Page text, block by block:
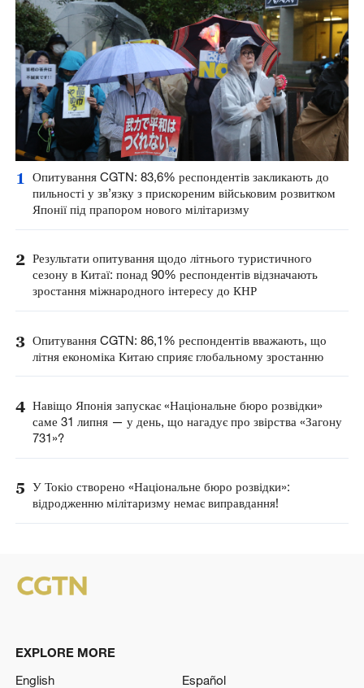
1
Опитування CGTN: 83,6% респондентів закликають до
пильності у зв’язку з прискореним військовим розвитком
Японії під прапором нового мілітаризму
2 Результати опитування щодо літнього туристичного
сезону в Китаї: понад 90% респондентів відзначають
зростання міжнародного інтересу до КНР
3 Опитування CGTN: 86,1% респондентів вважають, що
літня економіка Китаю сприяє глобальному зростанню
4 Навіщо Японія запускає «Національне бюро розвідки»
саме 31 липня — у день, що нагадує про звірства «Загону
731»?
5 У Токіо створено «Національне бюро розвідки»:
відродженню мілітаризму немає виправдання!
EXPLORE MORE
English
Español